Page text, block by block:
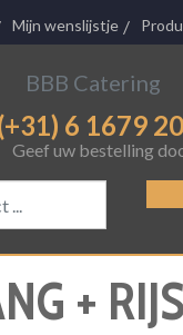
Mijn wenslijstje
6 1679
Geef uw bestelling
+